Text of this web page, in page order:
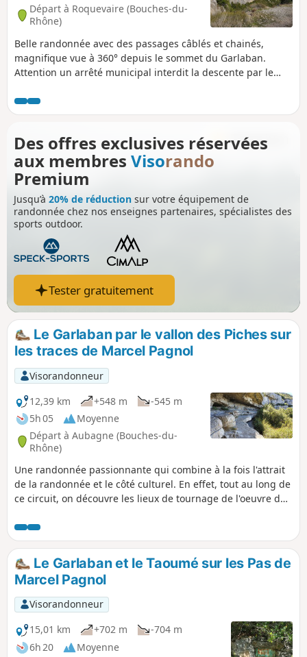
Départ à Roquevaire (Bouches-du-
Rhône)
Belle randonnée avec des passages câblés et chainés,
magnifique vue à 360° depuis le sommet du Garlaban.
Attention un arrêté municipal interdit la descente par le
d'éboulement.
Des offres exclusives réservées
aux membres Visorando
Premium
Jusqu’à 20% de réduction sur votre équipement de
randonnée chez nos enseignes partenaires, spécialistes des
sports outdoor.
Tester gratuitement
Le Garlaban par le vallon des Piches sur
les traces de Marcel Pagnol
Visorandonneur
12,39 km
+548 m
-545 m
5h 05
Moyenne
Départ à Aubagne (Bouches-du-
Rhône)
Une randonnée passionnante qui combine à la fois l'attrait
de la randonnée et le côté culturel. En effet, tout au long de
ce circuit, on découvre les lieux de tournage de l'oeuvre de
saisissante, une vue à 360° qui permet d'observer Marseille,
la Méditerranée et le début de la côte bleue, ainsi que tout
le paysage alentour, entre-autres La Sainte-Victoire et la
chaîne de la Sainte-Baume.
Le Garlaban et le Taoumé sur les Pas de
Marcel Pagnol
Visorandonneur
15,01 km
+702 m
-704 m
6h 20
Moyenne